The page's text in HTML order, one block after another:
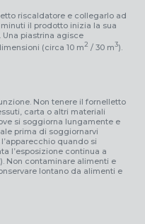
riscaldatore e collegarlo ad
il prodotto inizia la sua
Una piastrina agisce
(circa 10 m2 / 30 m3).
Non tenere il fornelletto
carta o altri materiali
si soggiorna lungamente e
prima di soggiornarvi
quando si
l’esposizione continua a
Non contaminare alimenti e
lontano da alimenti e